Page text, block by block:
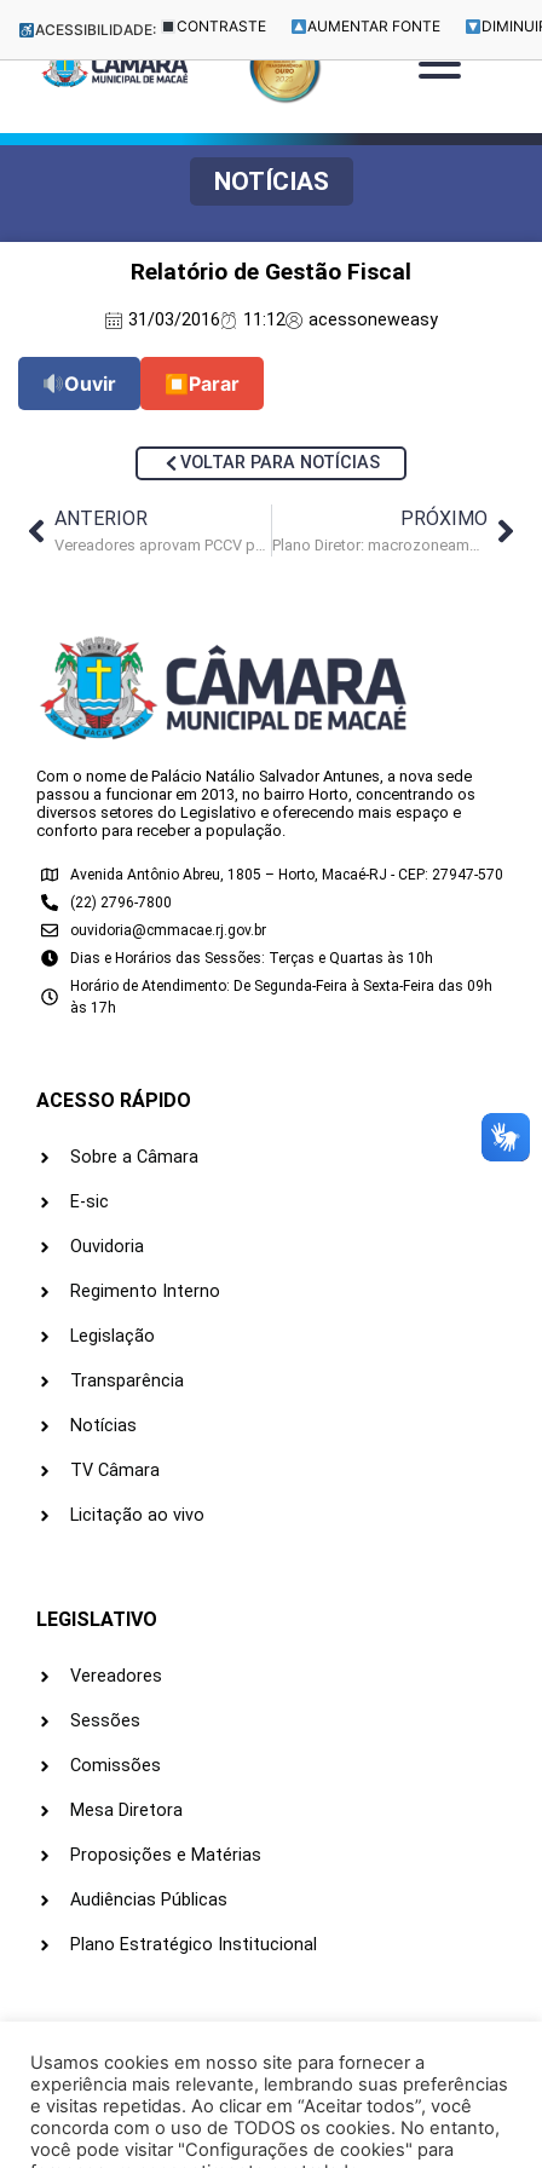
ACESSIBILIDADE: CONTRASTE AUMENTAR FONTE
NOTÍCIAS
Relatório de Gestão Fiscal
31/03/2016 11:12 acessoneweasy
Ouvir ⏹ Parar
VOLTAR PARA NOTÍCIAS
ANTERIOR
Vereadores aprovam PCCV para servidores da Câmara
PRÓXIMO
Plano Diretor: macrozoneamento de Macaé gera debates
Com o nome de Palácio Natálio Salvador Antunes, a nova sede
passou a funcionar em 2013, no bairro Horto, concentrando os
diversos setores do Legislativo e oferecendo mais espaço e
conforto para receber a população.
Avenida Antônio Abreu, 1805 – Horto, Macaé-RJ - CEP: 27947-570
(22) 2796-7800
ouvidoria@cmmacae.rj.gov.br
Dias e Horários das Sessões: Terças e Quartas às 10h
Horário de Atendimento: De Segunda-Feira à Sexta-Feira das 09h
às 17h
ACESSO RÁPIDO
Sobre a Câmara
E-sic
Ouvidoria
Regimento Interno
Legislação
Transparência
Notícias
TV Câmara
Licitação ao vivo
LEGISLATIVO
Vereadores
Sessões
Comissões
Mesa Diretora
Proposições e Matérias
Audiências Públicas
Plano Estratégico Institucional
Webmail
Intranet
Administração
Usamos cookies em nosso site para fornecer a
experiência mais relevante, lembrando suas preferências
e visitas repetidas. Ao clicar em “Aceitar todos”, você
concorda com o uso de TODOS os cookies. No entanto,
você pode visitar "Configurações de cookies" para